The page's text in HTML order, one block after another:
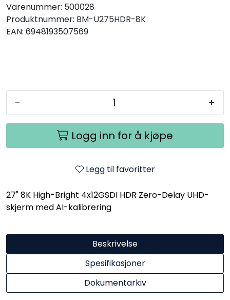
Varenummer: 500028
Produktnummer: BM-U275HDR-8K
EAN: 6948193507569
- +
Logg inn for å kjøpe
Legg til favoritter
27" 8K High-Bright 4x12GSDI HDR Zero-Delay UHD-
skjerm med AI-kalibrering
Beskrivelse
Spesifikasjoner
Dokumentarkiv